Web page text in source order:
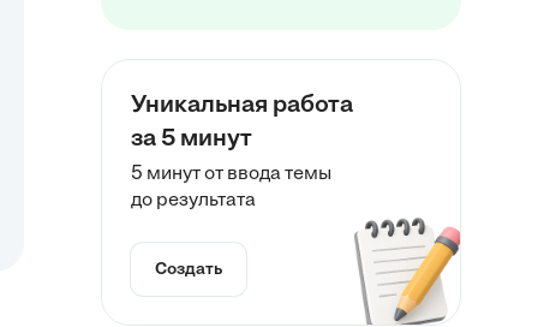
Уникальная работа
за 5 минут
5 минут от ввода темы
до результата
Создать